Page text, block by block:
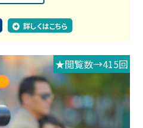
詳しくはこちら
★閲覧数→415回